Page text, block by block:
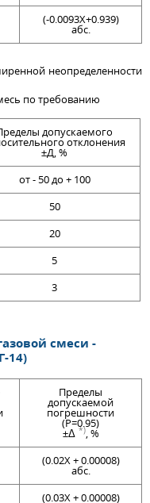
(-0.0093Х+0.939)
абс.
неопределенности
по требованию
допускаемого
отклонения
±Д, %
от - 50 до + 100
50
20
5
3
смеси -
14)
Пределы
допускаемой
погрешности
(P=0.95)
±Δ *), %
(0.02Х + 0.00008)
абс.
(0.03Х + 0.00008)